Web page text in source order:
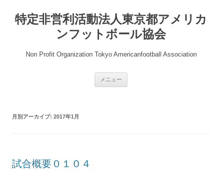
テ
ン
特定非営利活動法人東京都アメリカ
ンフットボール協会
Non Profit Organization Tokyo Americanfootball Association
メニュー
月別アーカイブ: 2017年1月
試合概要０１０４